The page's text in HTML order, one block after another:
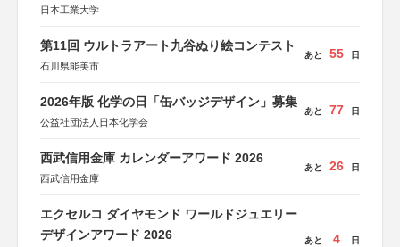
日本工業大学
第11回 ウルトラアート九谷ぬり絵コンテスト
石川県能美市
あと 55 日
2026年版 化学の日「缶バッジデザイン」募集
公益社団法人日本化学会
あと 77 日
西武信用金庫 カレンダーアワード 2026
西武信用金庫
あと 26 日
エクセルコ ダイヤモンド ワールドジュエリー
デザインアワード 2026
あと 4 日